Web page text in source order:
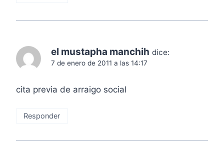
el mustapha manchih dice:
7 de enero de 2011 a las 14:17
cita previa de arraigo social
Responder